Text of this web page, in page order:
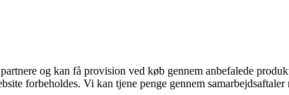
og kan få provision ved køb gennem anbefalede
forbeholdes. Vi kan tjene penge gennem